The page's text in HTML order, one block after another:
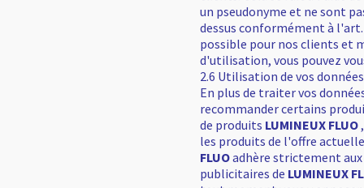
un pseudonyme et ne sont
dessus conformément à
possible pour nos clients et
d'utilisation, vous pouvez
2.6 Utilisation de vos
En plus de traiter vos
recommander certains
de produits LUMINEUX FLUO
les produits de l'offre
FLUOadhère strictement aux
publicitaires de LUMINEUX